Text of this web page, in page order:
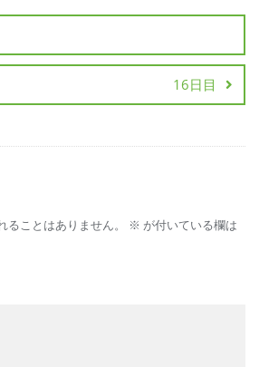
16日目
ことはありません。 ※ が付いている欄は